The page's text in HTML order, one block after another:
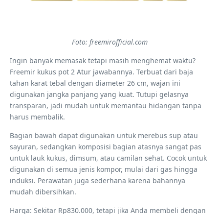
Foto: freemirofficial.com
Ingin banyak memasak tetapi masih menghemat waktu?
Freemir kukus pot 2 Atur jawabannya. Terbuat dari baja
tahan karat tebal dengan diameter 26 cm, wajan ini
digunakan jangka panjang yang kuat. Tutupi gelasnya
transparan, jadi mudah untuk memantau hidangan tanpa
harus membalik.
Bagian bawah dapat digunakan untuk merebus sup atau
sayuran, sedangkan komposisi bagian atasnya sangat pas
untuk lauk kukus, dimsum, atau camilan sehat. Cocok untuk
digunakan di semua jenis kompor, mulai dari gas hingga
induksi. Perawatan juga sederhana karena bahannya
mudah dibersihkan.
Harga: Sekitar Rp830.000, tetapi jika Anda membeli dengan